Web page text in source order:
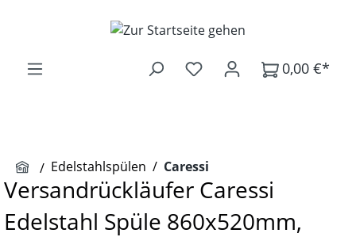
Zum Hauptinhalt springen
0,00 €*
Edelstahlspülen / Caressi
Versandrückläufer Caressi
Edelstahl Spüle 860x520mm,